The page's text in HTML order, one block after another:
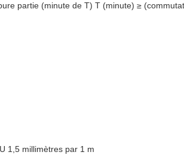
partie (minute de T) T (minute) ≥
1,5 millimètres par 1 m